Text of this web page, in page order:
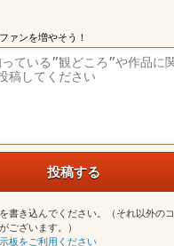
ァンを増やそう！
書き込んでください。（それ以外の
ございます。）
板をご利用ください